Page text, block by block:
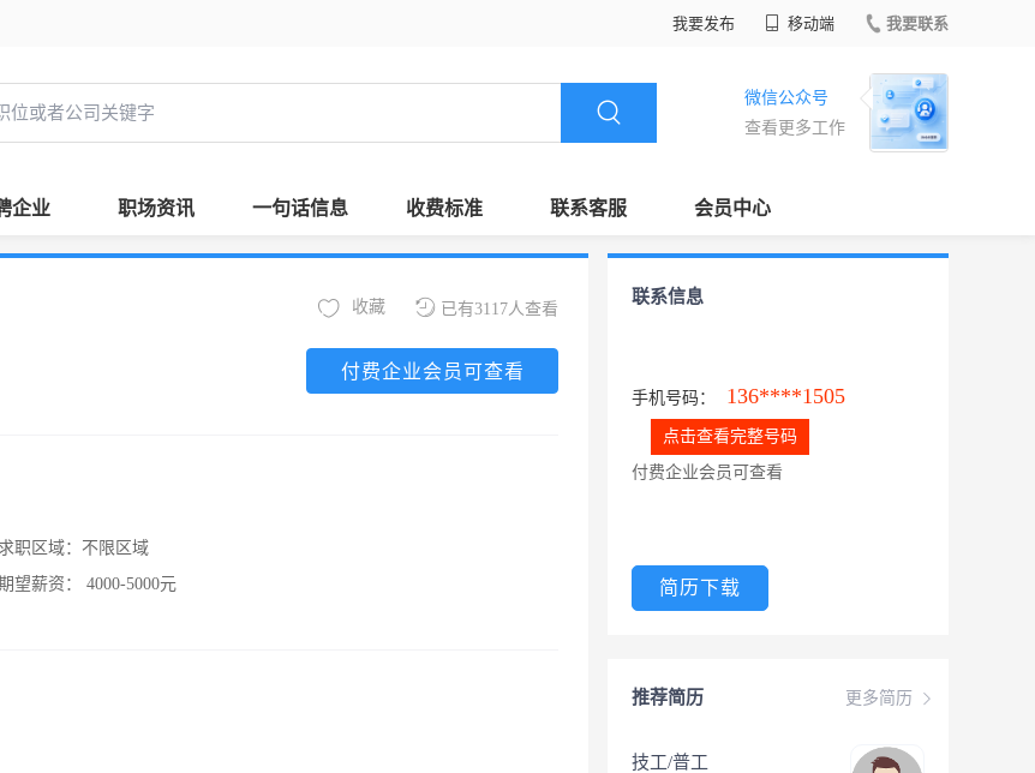
我要发布 移动端 我要联系
微信公众号
查看更多工作
企业 职场资讯 一句话信息 收费标准 联系客服 会员中心
已有3117人查看
收藏
付费企业会员可查看
职区域： 不限区域
望薪资：
4000-5000元
联系信息
手机号码： 136****1505
点击查看完整号码
付费企业会员可查看
简历下载
更多简历
推荐简历
技工/普工